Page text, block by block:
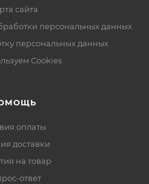
сайта
персональных данных
персональных данных
Cookies
оплаты
доставки
на товар
ответ